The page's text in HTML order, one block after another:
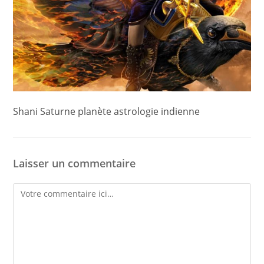
Shani Saturne planète astrologie indienne
Laisser un commentaire
Comment